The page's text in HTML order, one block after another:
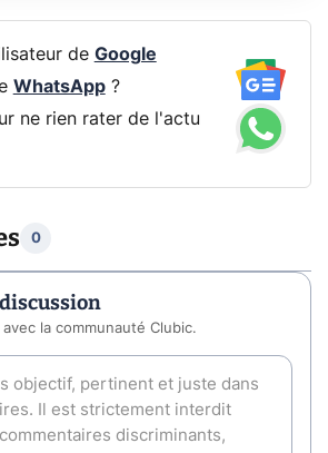
de Google
WhatsApp?
ne rien rater de l'actu
0
la communauté Clubic.